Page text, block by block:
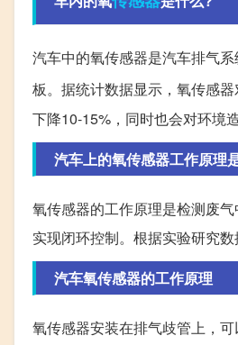
汽车中的氧传感器是汽车排气
板。据统计数据显示，氧传感
下降10-15%，同时也会对环境
汽车上的氧传感器工作原理
氧传感器的工作原理是检测废
实现闭环控制。根据实验研究
汽车氧传感器的工作原理
氧传感器安装在排气歧管上，